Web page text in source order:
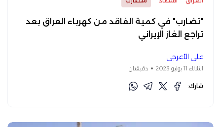
"تضارب" في كمية الفاقد من كهرباء العراق بعد
تراجع الغاز الإيراني
علي الأعرجي
الثلاثاء 11 يوليو 2023 دقيقتان
شارك: